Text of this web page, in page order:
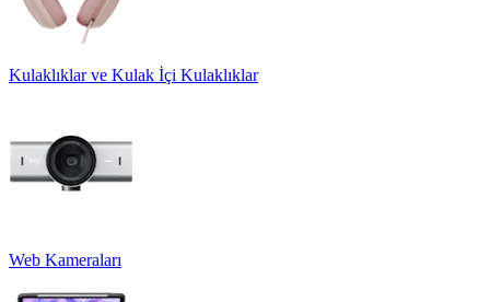
Kulaklıklar ve Kulak İçi Kulaklıklar
Web Kameraları